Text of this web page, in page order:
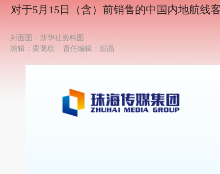
对于5月15日（含）前销售的中国内地航线
封面图：新华社资料图
编辑：梁蔼欣
责任编辑：彭晶